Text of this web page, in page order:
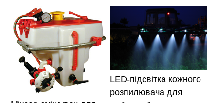
LED-підсвітка кожного
розпилювача для